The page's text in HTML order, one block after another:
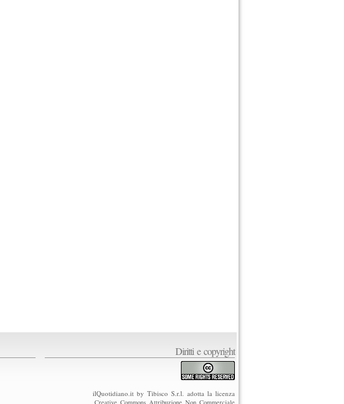
Diritti e copyright
ilQuotidiano.it by Tibisco S.r.l. adotta la licenza
Creative Commons Attribuzione Non Commerciale